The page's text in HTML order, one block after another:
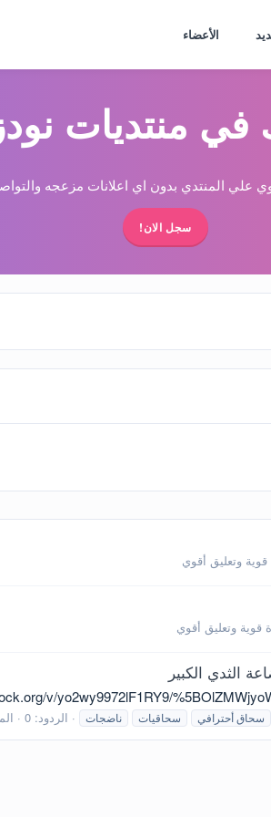
الأعضاء
في منتديات
علي المنتدي بدون اي اعلانات مزعجه
سجل الان!
وتعليق أقوي
قوية وتعليق أقوي
الثدي الكبير
v/yo2wy9972lF1RY9/
سحاق أحترافي سحاقيات ناضجات الردود: 0